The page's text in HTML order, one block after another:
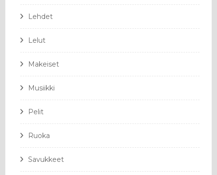
Lehdet
Lelut
Makeiset
Musiikki
Pelit
Ruoka
Savukkeet